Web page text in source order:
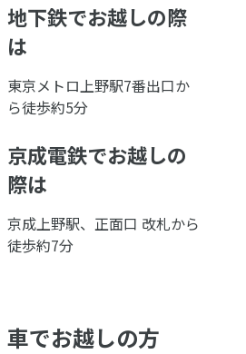
地下鉄でお越しの際
は
東京メトロ上野駅7番出口か
ら徒歩約5分
京成電鉄でお越しの
際は
京成上野駅、正面口 改札から
徒歩約7分
車でお越しの方